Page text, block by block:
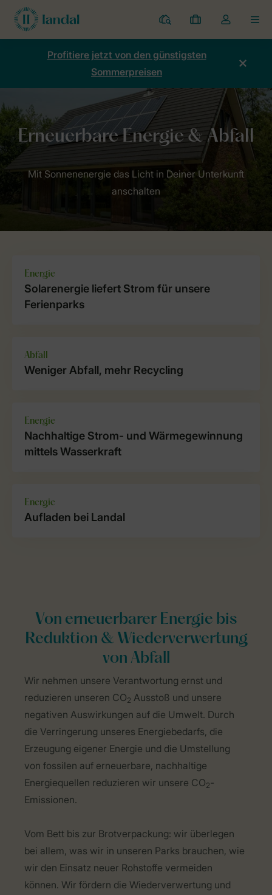
Ferienparks
Meine
Buchungen
Dropdown-
Menü
Kontos
Profitiere jetzt von den günstigsten
Sommerpreisen
Home Nachhaltigkeit Energie & Abfall
Mit Sonnenenergie das Licht in Deiner Unterkunft
anschalten
Energie
Solarenergie liefert Strom für unsere
Ferienparks
Abfall
Weniger Abfall, mehr Recycling
Energie
Nachhaltige Strom- und Wärmegewinnung
mittels Wasserkraft
Energie
Aufladen bei Landal
Von erneuerbarer Energie bis
Reduktion & Wiederverwertung
von Abfall
Wir nehmen unsere Verantwortung ernst und
reduzieren unseren CO2 Ausstoß und unsere
negativen Auswirkungen auf die Umwelt. Durch
die Verringerung unseres Energiebedarfs, die
Erzeugung eigener Energie und die Umstellung
von fossilen auf erneuerbare, nachhaltige
Energiequellen reduzieren wir unsere CO2-
Emissionen.
Vom Bett bis zur Brotverpackung: wir überlegen
bei allem, was wir in unseren Parks brauchen, wie
wir den Einsatz neuer Rohstoffe vermeiden
können. Wir fördern die Wiederverwertung und